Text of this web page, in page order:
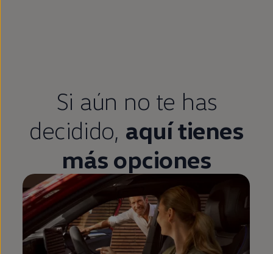
Si aún no te has
decidido, aquí tienes
más opciones